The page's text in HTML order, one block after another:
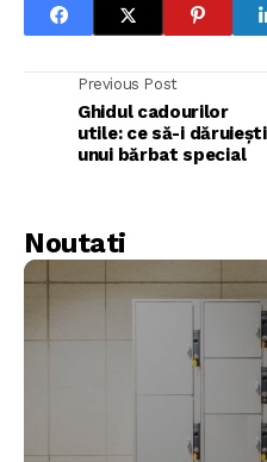
Previous Post
Ghidul cadourilor
utile: ce să-i dăruiești
unui bărbat special
Noutati